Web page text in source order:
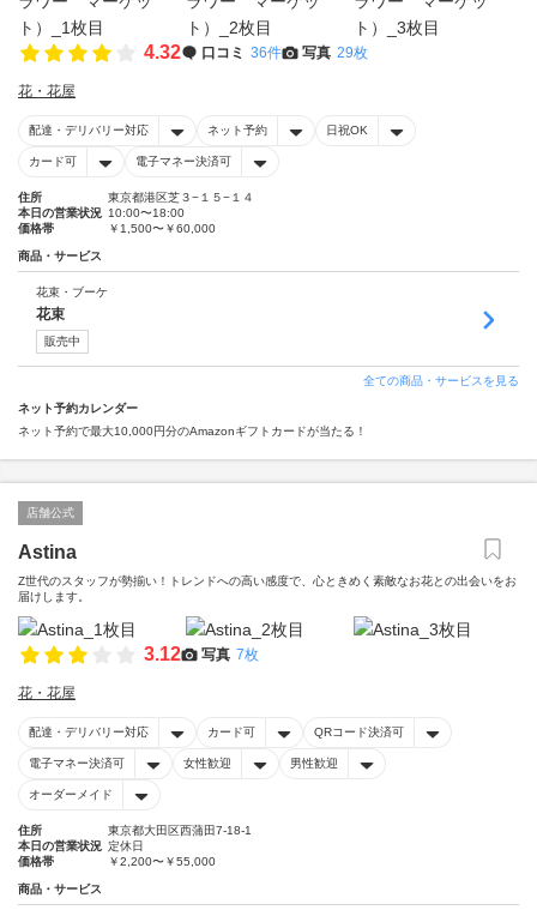
4.32 口コミ 36件 写真 29枚
花・花屋
配達・デリバリー対応 ネット予約 日祝OK
カード可 電子マネー決済可
住所
東京都港区芝３−１５−１４
本日の営業状況 10:00〜18:00
価格帯
￥1,500〜￥60,000
商品・サービス
花束・ブーケ
花束
販売中
全ての商品・サービスを見る
ネット予約カレンダー
ネット予約で最大10,000円分のAmazonギフトカードが当たる！
店舗公式
Astina
Z世代のスタッフが勢揃い！トレンドへの高い感度で、心ときめく素敵なお花との出会いをお
届けします。
3.12 写真 7枚
花・花屋
配達・デリバリー対応 カード可 QRコード決済可
電子マネー決済可 女性歓迎 男性歓迎
オーダーメイド
住所
東京都大田区西蒲田7-18-1
本日の営業状況 定休日
価格帯
￥2,200〜￥55,000
商品・サービス